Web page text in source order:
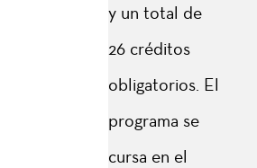
y un total de
26 créditos
obligatorios. El
programa se
cursa en el